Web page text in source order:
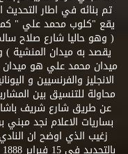
تم بنائه في اطار
يقع "كلوب محمد علي "
( وهو حاليا شارع صلاح
يقصد به ميدان المنشية )
ميدان محمد علي هو
الانجليز والفرنسيين و
محاولة للتنسيق بين
عن طريق شارع شريف باشا
بساريات الاعلام نجد
زغيب الذي اوضح ان